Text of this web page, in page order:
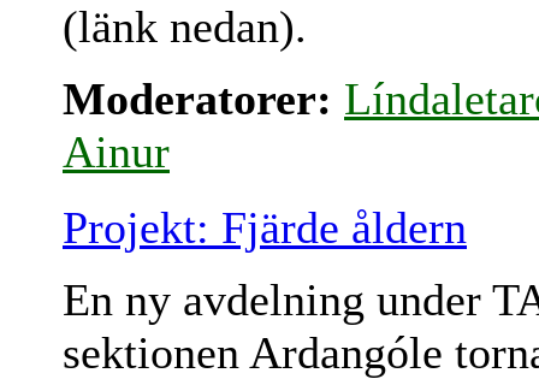
(länk nedan).
Moderatorer:
Ainur
Projekt: Fjärde åldern
En ny avdelning under
sektionen Ardangóle